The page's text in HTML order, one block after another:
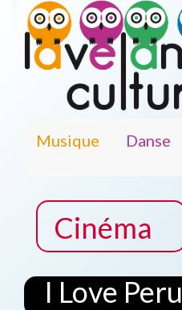
Musique Danse
Cinéma
I Love Peru